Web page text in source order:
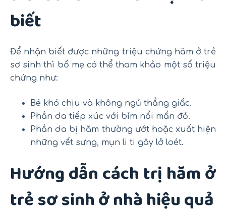
biết
Để nhận biết được những triệu chứng hăm ở trẻ
sơ sinh thì bố mẹ có thể tham khảo một số triệu
chứng như:
Bé khó chịu và không ngủ thẳng giấc.
Phần da tiếp xúc với bỉm nổi mẩn đỏ.
Phần da bị hăm thường ướt hoặc xuất hiện
những vết sưng, mụn li ti gây lở loét.
Hướng dẫn cách trị hăm ở
trẻ sơ sinh ở nhà hiệu quả